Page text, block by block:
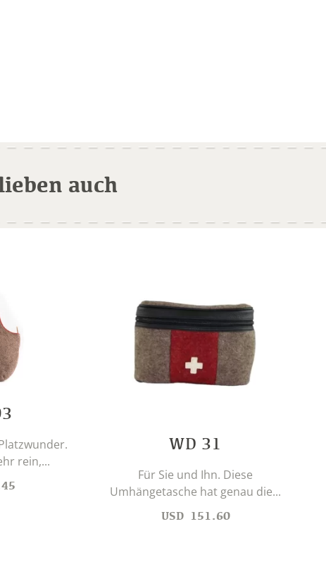
auch
rein,...
WD 31
Für Sie und Ihn. Diese
Umhängetasche hat genau die...
USD 151.60